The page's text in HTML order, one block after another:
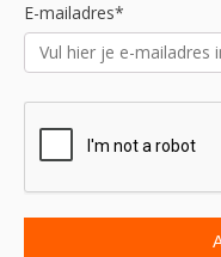
E-mailadres*